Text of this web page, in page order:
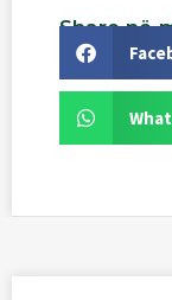
Share në